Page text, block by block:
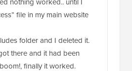
file in my main website
folder and I deleted it.
there and it had been
finally it worked.